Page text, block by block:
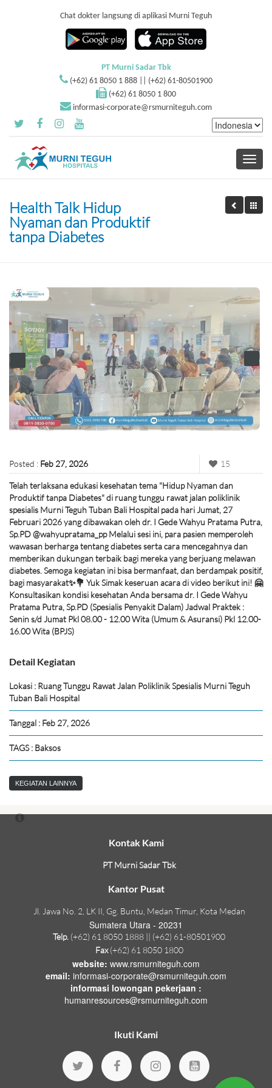
Chat dokter langsung di aplikasi Murni Teguh
PT Murni Sadar Tbk
(+62) 61 8050 1 888 || (+62) 61-80501900
(+62) 61 8050 1 800
informasi-corporate@rsmurniteguh.com
Toggle
Health Talk Hidup
Nyaman dan Produktif
tanpa Diabetes
Posted : Feb 27, 2026 15
Telah terlaksana edukasi kesehatan tema "Hidup Nyaman dan
Produktif tanpa Diabetes" di ruang tunggu rawat jalan poliklinik
spesialis Murni Teguh Tuban Bali Hospital pada hari Jumat, 27
Februari 2026 yang dibawakan oleh dr. I Gede Wahyu Pratama Putra,
Sp.PD @wahyupratama_pp Melalui sesi ini, para pasien memperoleh
wawasan berharga tentang diabetes serta cara mencegahnya dan
memberikan dukungan terbaik bagi mereka yang berjuang melawan
diabetes. Semoga kegiatan ini bisa bermanfaat, dan berdampak positif,
bagi masyarakat✨💐 Yuk Simak keseruan acara di video berikut ini! 🤗
Konsultasikan kondisi kesehatan Anda bersama dr. I Gede Wahyu
Pratama Putra, Sp.PD (Spesialis Penyakit Dalam) Jadwal Praktek :
Senin s/d Jumat Pkl 08.00 - 12.00 Wita (Umum & Asuransi) Pkl 12.00-
16.00 Wita (BPJS)
Detail Kegiatan
Lokasi : Ruang Tunggu Rawat Jalan Poliklinik Spesialis Murni Teguh
Tuban Bali Hospital
Tanggal : Feb 27, 2026
TAGS : Baksos
KEGIATAN LAINNYA
Kontak Kami
PT Murni Sadar Tbk
Kantor Pusat
Jl. Jawa No. 2, LK II, Gg. Buntu, Medan Timur, Kota Medan
Sumatera Utara - 20231
Telp. (+62) 61 8050 1888 || (+62) 61-80501900
Fax(+62) 61 8050 1800
website: www.rsmurniteguh.com
email: informasi-corporate@rsmurniteguh.com
informasi lowongan pekerjaan :
humanresources@rsmurniteguh.com
Ikuti Kami